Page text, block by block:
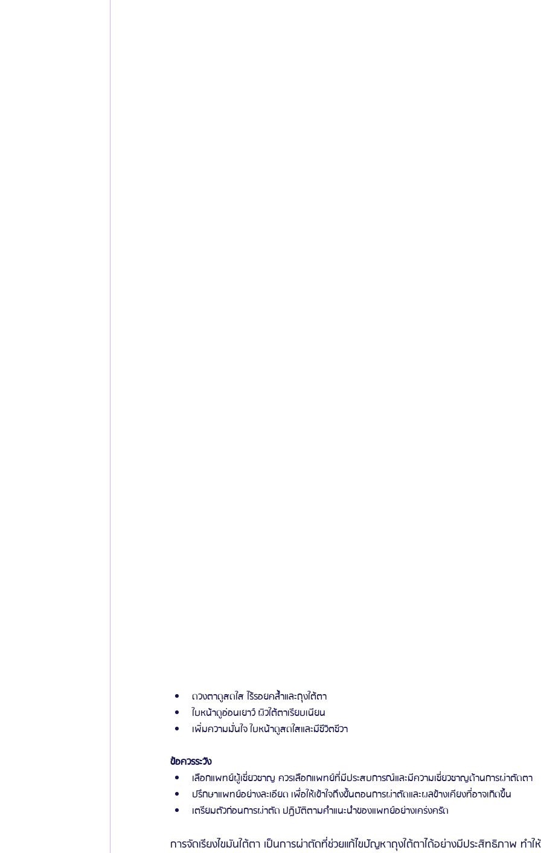
ดวงตาดูสดใส ไร้รอยคล้ำและถุงใต้ตา
ใบหน้าดูอ่อนเยาว์ ผิวใต้ตาเรียบเนียน
เพิ่มความมั่นใจ ใบหน้าดูสดใสและมีชีวิตชีวา
ข้อควรระวัง
เลือกแพทย์ผู้เชี่ยวชาญ ควรเลือกแพทย์ที่มีประสบการณ์และมีความเชี่ยวชาญด้านการผ่าตัดตา
ปรึกษาแพทย์อย่างละเอียด เพื่อให้เข้าใจถึงขั้นตอนการผ่าตัดและผลข้างเคียงที่อาจเกิดขึ้น
เตรียมตัวก่อนการผ่าตัด ปฏิบัติตามคำแนะนำของแพทย์อย่างเคร่งครัด
การจัดเรียงไขมันใต้ตา เป็นการผ่าตัดที่ช่วยแก้ไขปัญหาถุงใต้ตาได้อย่างมีประสิทธิภาพ ทำใ